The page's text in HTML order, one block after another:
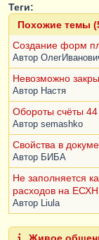
Теги:
Похожие темы
Создание форм
Автор
Невозможно
Автор Настя
Обороты счёты 44
Автор semashko
Свойства в
Автор БИБА
Не заполняется
расходов на ЕСХН
Автор Liula